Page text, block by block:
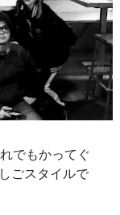
でもかってぐ
ごスタイルで